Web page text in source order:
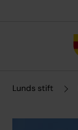
Lunds stift